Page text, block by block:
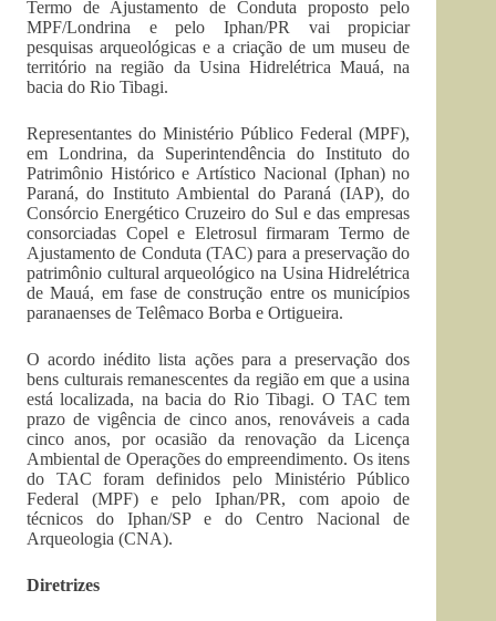
Termo de Ajustamento de Conduta proposto pelo
MPF/Londrina e pelo Iphan/PR vai propiciar
pesquisas arqueológicas e a criação de um museu de
território na região da Usina Hidrelétrica Mauá, na
bacia do Rio Tibagi.
Representantes do Ministério Público Federal (MPF),
em Londrina, da Superintendência do Instituto do
Patrimônio Histórico e Artístico Nacional (Iphan) no
Paraná, do Instituto Ambiental do Paraná (IAP), do
Consórcio Energético Cruzeiro do Sul e das empresas
consorciadas Copel e Eletrosul firmaram Termo de
Ajustamento de Conduta (TAC) para a preservação do
patrimônio cultural arqueológico na Usina Hidrelétrica
de Mauá, em fase de construção entre os municípios
paranaenses de Telêmaco Borba e Ortigueira.
O acordo inédito lista ações para a preservação dos
bens culturais remanescentes da região em que a usina
está localizada, na bacia do Rio Tibagi. O TAC tem
prazo de vigência de cinco anos, renováveis a cada
cinco anos, por ocasião da renovação da Licença
Ambiental de Operações do empreendimento. Os itens
do TAC foram definidos pelo Ministério Público
Federal (MPF) e pelo Iphan/PR, com apoio de
técnicos do Iphan/SP e do Centro Nacional de
Arqueologia (CNA).
Diretrizes